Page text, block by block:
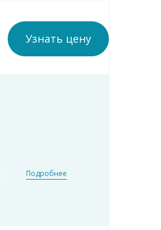
Узнать цену
Подробнее